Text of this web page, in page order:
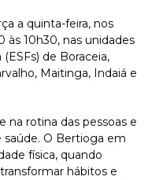
a quinta-feira, nos
às 10h30, nas unidades
de Boraceia,
Maitinga, Indaiá e
na rotina das pessoas e
saúde. O Bertioga em
física, quando
hábitos e